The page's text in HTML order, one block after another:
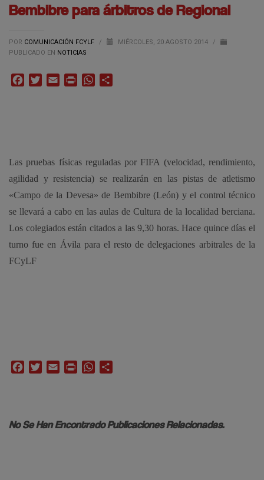
Bembibre para árbitros de Regional
POR COMUNICACIÓN FCYLF / MIÉRCOLES, 20 AGOSTO 2014
/
PUBLICADO EN NOTICIAS
FacebookTwitterEmail Print WhatsApp
Las pruebas físicas reguladas por FIFA (velocidad, rendimiento,
agilidad y resistencia) se realizarán en las pistas de atletismo
«Campo de la Devesa» de Bembibre (León) y el control técnico
se llevará a cabo en las aulas de Cultura de la localidad berciana.
Los colegiados están citados a las 9,30 horas. Hace quince días el
turno fue en Ávila para el resto de delegaciones arbitrales de la
FCyLF
FacebookTwitterEmail Print WhatsApp
No Se Han Encontrado Publicaciones Relacionadas.